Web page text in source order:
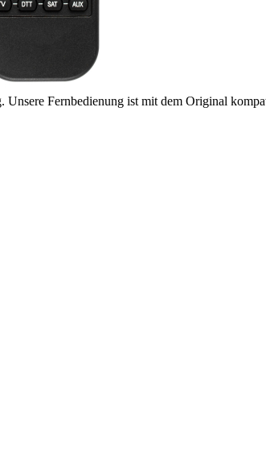
Fernbedienung ist mit dem Original